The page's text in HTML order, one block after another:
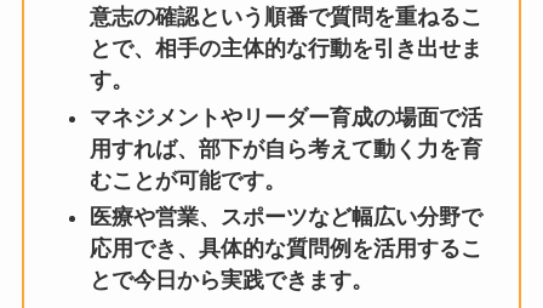
意志の確認という順番で質問を重ねるこ
とで、相手の主体的な行動を引き出せま
す。
マネジメントやリーダー育成の場面で活
用すれば、部下が自ら考えて動く力を育
むことが可能です。
医療や営業、スポーツなど幅広い分野で
応用でき、具体的な質問例を活用するこ
とで今日から実践できます。